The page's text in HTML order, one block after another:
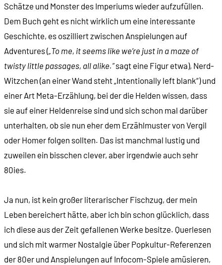
Schätze und Monster des Imperiums wieder aufzufüllen.
Dem Buch geht es nicht wirklich um eine interessante
Geschichte, es oszilliert zwischen Anspielungen auf
Adventures ( „To me, it seems like we’re just in a maze of
twisty little passages, all alike.“sagt eine Figur etwa), Nerd-
Witzchen (an einer Wand steht „Intentionally left blank“) und
einer Art Meta-Erzählung, bei der die Helden wissen, dass
sie auf einer Heldenreise sind und sich schon mal darüber
unterhalten, ob sie nun eher dem Erzählmuster von Vergil
oder Homer folgen sollten. Das ist manchmal lustig und
zuweilen ein bisschen clever, aber irgendwie auch sehr
80ies.
Ja nun, ist kein großer literarischer Fischzug, der mein
Leben bereichert hätte, aber ich bin schon glücklich, dass
ich diese aus der Zeit gefallenen Werke besitze. Querlesen
und sich mit warmer Nostalgie über Popkultur-Referenzen
der 80er und Anspielungen auf Infocom-Spiele amüsieren,